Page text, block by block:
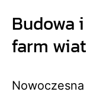
Budowa
farm
Nowoczesna